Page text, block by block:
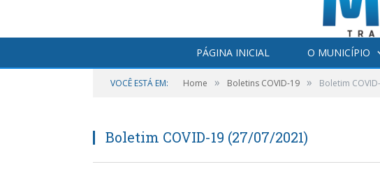
PÁGINA INICIAL O MUNICÍPIO
VOCÊ ESTÁ EM: Home » Boletins COVID-19 » Boletim
Boletim COVID-19 (27/07/2021)